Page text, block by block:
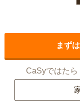
まず
CaSyではた